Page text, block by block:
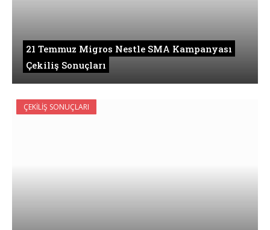
21 Temmuz Migros Nestle SMA Kampanyası
Çekiliş Sonuçları
ÇEKILIŞ SONUÇLARI